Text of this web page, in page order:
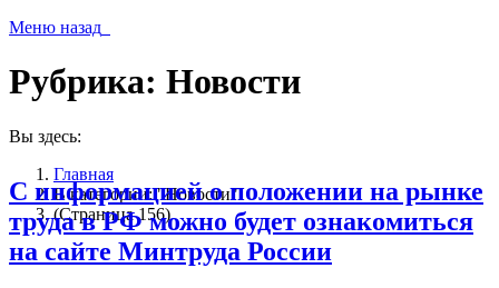
Меню назад
Рубрика: Новости
Вы здесь:
Главная
В категории: "Новости"
(Страница 156)
С информацией о положении на рынке
труда в РФ можно будет ознакомиться
на сайте Минтруда России